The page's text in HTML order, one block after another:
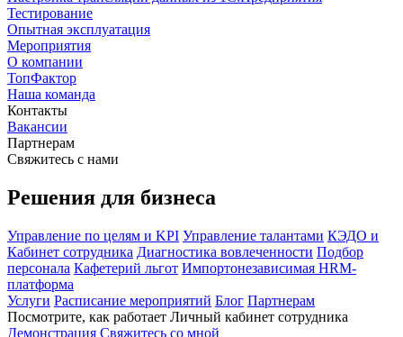
Тестирование
Опытная эксплуатация
Мероприятия
О компании
ТопФактор
Наша команда
Контакты
Вакансии
Партнерам
Свяжитесь с нами
Решения для бизнеса
Управление по целям и KPI Управление талантами КЭДО и
Кабинет сотрудника Диагностика вовлеченности Подбор
персонала Кафетерий льгот Импортонезависимая HRM-
платформа
Услуги Расписание мероприятий Блог Партнерам
Посмотрите, как работает Личный кабинет сотрудника
Демонстрация Свяжитесь со мной